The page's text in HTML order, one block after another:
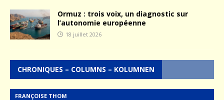
Ormuz : trois voix, un diagnostic sur
l’autonomie européenne
18 juillet 2026
CHRONIQUES – COLUMNS – KOLUMNEN
FRANÇOISE THOM